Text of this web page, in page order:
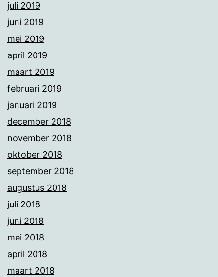
juli 2019
juni 2019
mei 2019
april 2019
maart 2019
februari 2019
januari 2019
december 2018
november 2018
oktober 2018
september 2018
augustus 2018
juli 2018
juni 2018
mei 2018
april 2018
maart 2018